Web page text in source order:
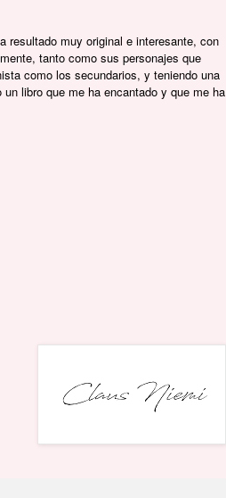
resultado muy original e interesante, con
tanto como sus personajes que
como los secundarios, y teniendo una
libro que me ha encantado y que me ha